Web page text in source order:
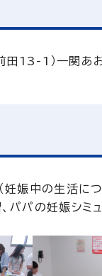
田13-1）一関あ
妊娠中の生活に
パパの妊娠シミ